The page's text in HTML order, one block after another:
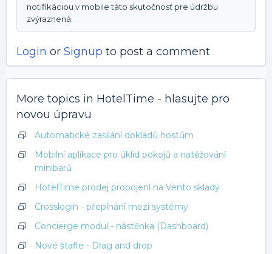
notifikáciou v mobile táto skutočnosť pre údržbu
zvýraznená.
Login or Signup to post a comment
More topics in HotelTime - hlasujte pro
novou úpravu
Automatické zasílání dokladů hostům
Mobilní aplikace pro úklid pokojů a natěžování
minibarů
HotelTime prodej propojení na Vento sklady
Crosslogin - přepínání mezi systémy
Concierge modul - nástěnka (Dashboard)
Nové štafle - Drag and drop